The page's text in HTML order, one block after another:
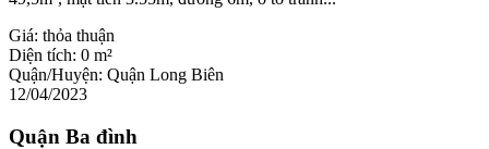
Giá: thỏa thuận
Diện tích: 0 m²
Quận/Huyện: Quận Long Biên
12/04/2023
Quận Ba đình